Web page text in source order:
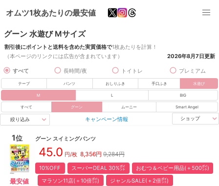
オムツ1枚あたりの最安値
グーン 水遊び Mサイズ
割引後にポイントと送料を含めた実質価格で1枚あたりを計算！
（本ページのリンクには広告が含まれています）
2026年8月7日更新
すべて 長時間/夜 トイトレ プレミアム
テープ パンツ おしりふき 手口ふき 水遊び
M L BIG
すべて グーン ムーニー Smart Angel
絞り込み キャンペーン情報 ショップ
1位
最安値
グーン スイミングパンツ
45.0 円/枚 8,356円 9,284円
10%OFF スーパーDEAL 30%㌽
おむつ＆ベビー用品(＋500㌽)
マラソン11店(＋10倍㌽)
ジャンルSALE(＋2倍㌽)